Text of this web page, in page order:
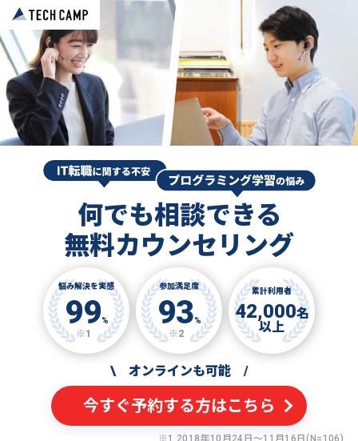
何でも相談できる
無料カウンセリング
悩み解決を実感
99%
※1
参加満足度
93%
※2
累計利用者
42,000名
以上
\ オンラインも可能 /
今すぐ予約する方はこちら
※1 2018年10月24日〜11月16日(N=106)